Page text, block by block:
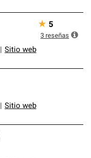
Sitio web
★ 5
3 reseñas
Sitio web